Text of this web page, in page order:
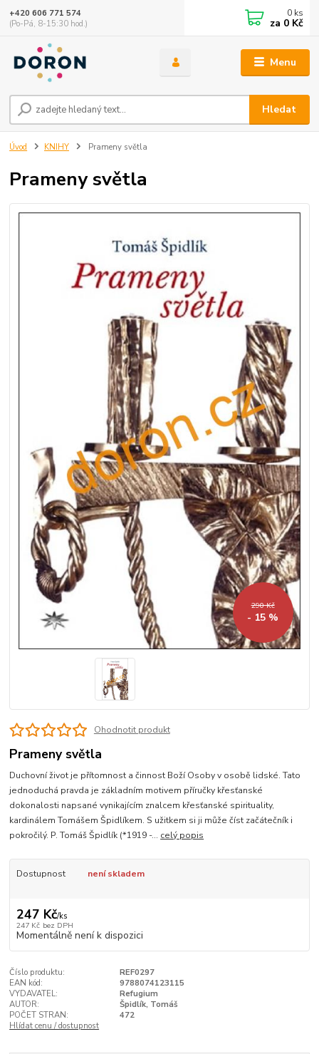
Menu
Hledat
+420 606 771 574
(Po-Pá, 8-15:30 hod.)
0 ks
za 0 Kč
Úvod KNIHY Prameny světla
Prameny světla
290 Kč
- 15 %
Ohodnotit produkt
Prameny světla
Duchovní život je přítomnost a činnost Boží Osoby v osobě lidské. Tato
jednoduchá pravda je základním motivem příručky křesťanské
dokonalosti napsané vynikajícím znalcem křesťanské spirituality,
kardinálem Tomášem Špidlíkem. S užitkem si ji může číst začátečník i
pokročilý. P. Tomáš Špidlík (*1919 -... celý popis
Dostupnost není skladem
247 Kč/ks
247 Kč bez DPH
Momentálně není k dispozici
Číslo produktu:
REF0297
EAN kód:
9788074123115
VYDAVATEL:
Refugium
AUTOR:
Špidlík, Tomáš
POČET STRAN:
472
Hlídat cenu / dostupnost